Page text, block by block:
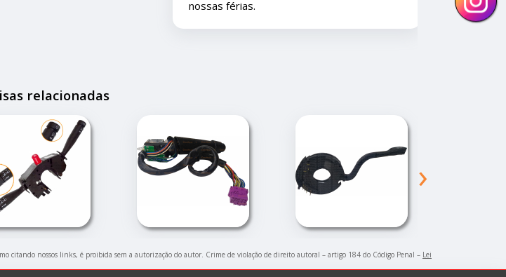
relacionadas
›
citando nossos links, é proibida sem a autorização do autor. Crime de violação de direito autoral – artigo 184 do Código Penal – Lei